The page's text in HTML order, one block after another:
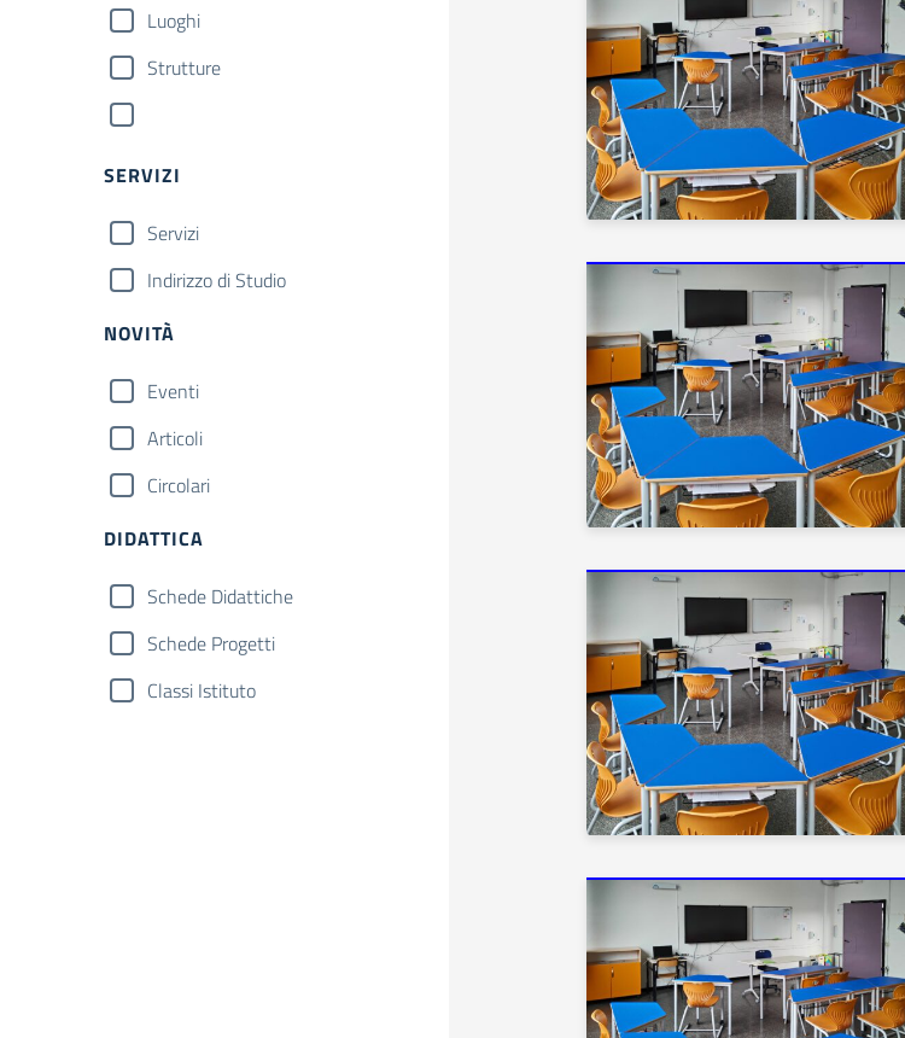
Luoghi
Strutture
SERVIZI
Servizi
Indirizzo di Studio
NOVITÀ
Eventi
Articoli
Circolari
DIDATTICA
Schede Didattiche
Schede Progetti
Classi Istituto